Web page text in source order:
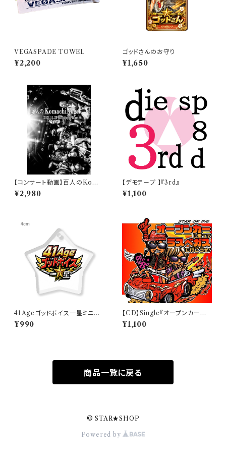
VEGASPADE TOWEL
¥2,200
ゴッドさんのお守り
¥1,650
【コンサート動画】百人のKoma
chiAngel/ワンマン
¥2,980
【デモテープ 】『3rd』
¥1,100
41Ageゴッドボイス一星ミニア
クキー
¥990
【CD】Single『オープンカーに
乗ってラスベガスに行こうぜ！』
¥1,100
商品一覧に戻る
© STAR★SHOP
Powered by